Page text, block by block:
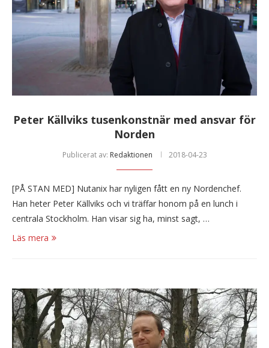
Peter Källviks tusenkonstnär med ansvar för
Norden
Publicerat av: Redaktionen 2018-04-23
[PÅ STAN MED] Nutanix har nyligen fått en ny Nordenchef.
Han heter Peter Källviks och vi träffar honom på en lunch i
centrala Stockholm. Han visar sig ha, minst sagt, …
Läs mera